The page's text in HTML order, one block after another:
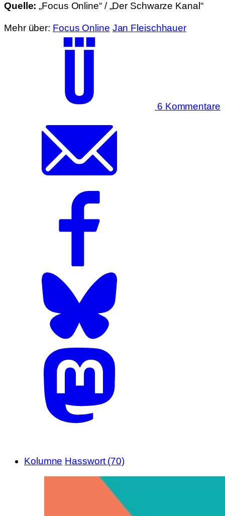
Quelle: „Focus Online“ / „Der Schwarze Kanal“
Mehr über: Focus Online Jan Fleischhauer
6 Kommentare
Kolumne Hasswort (70)